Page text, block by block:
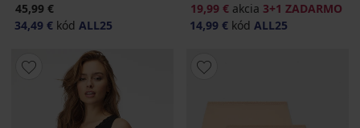
45,99 €
34,49 € kód ALL25
19,99 € akcia 3+1 ZADARMO
14,99 € kód ALL25